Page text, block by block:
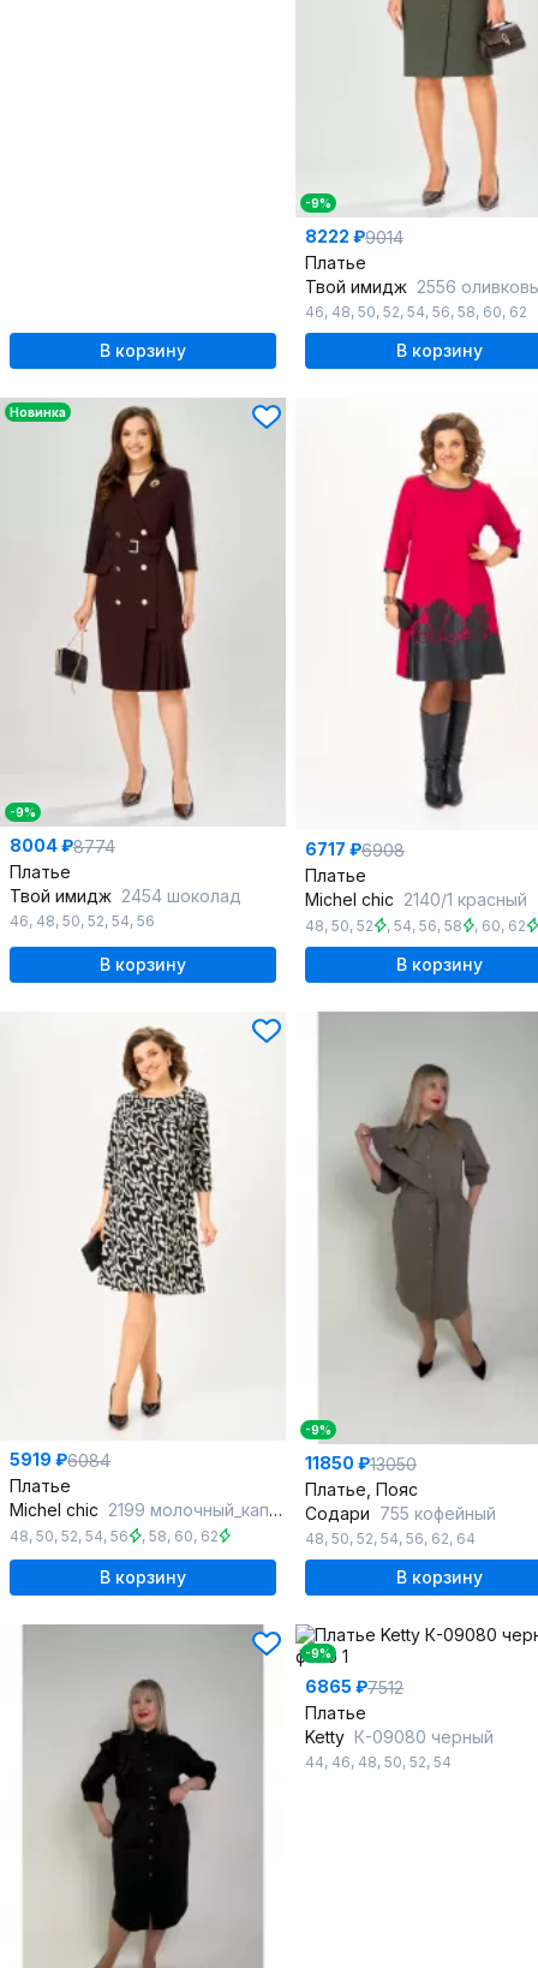
В корзину
-9%
8222 ₽9014
Платье
Твой имидж 2556
46, 48, 50, 52, 54, 56, 58, 60, 62
В корзину
Новинка
-9%
8004 ₽8774
Платье
Твой имидж 2454 шоколад
46, 48, 50, 52, 54, 56
В корзину
6717 ₽6908
Платье
Michel chic 2140/1 красный
48, 50, 52 , 54, 56, 58 , 60, 62
В корзину
5919 ₽6084
Платье
Michel chic 2199 молочный_каприз
48, 50, 52, 54, 56 , 58, 60, 62
В корзину
-9%
11850 ₽13050
Платье, Пояс
Содари 755 кофейный
48, 50, 52, 54, 56, 62, 64
В корзину
-9%
6865 ₽7512
Платье
Ketty К-09080 черный
44, 46, 48, 50, 52, 54